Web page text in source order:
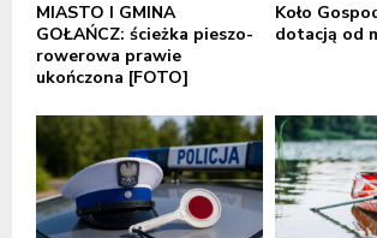
MIASTO I GMINA
GOŁAŃCZ: ścieżka pieszo-
rowerowa prawie
ukończona [FOTO]
Koło
dotacją od